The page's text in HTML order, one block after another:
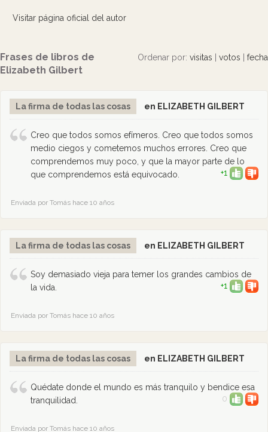
Visitar página oficial del autor
Ordenar por: visitas votos fecha
Frases de libros de
Elizabeth Gilbert
La firma de todas las cosas en ELIZABETH GILBERT
Creo que todos somos efímeros. Creo que todos somos
medio ciegos y cometemos muchos errores. Creo que
comprendemos muy poco, y que la mayor parte de lo
que comprendemos está equivocado.
+1
Enviada por Tomás hace 10 años
La firma de todas las cosas en ELIZABETH GILBERT
Soy demasiado vieja para temer los grandes cambios de
la vida.
+1
Enviada por Tomás hace 10 años
La firma de todas las cosas en ELIZABETH GILBERT
Quédate donde el mundo es más tranquilo y bendice esa
tranquilidad.
0
Enviada por Tomás hace 10 años